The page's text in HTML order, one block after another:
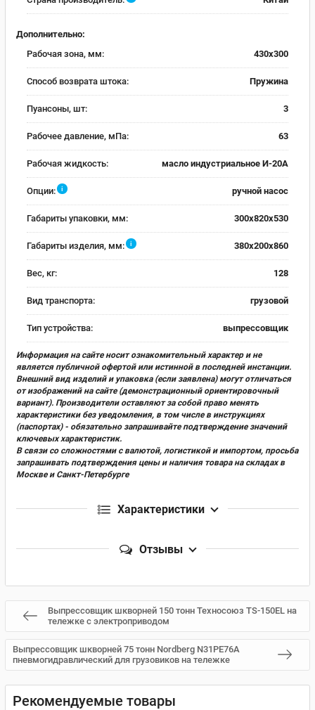
Дополнительно:
Рабочая зона, мм:
430х300
Способ возврата штока: Пружина
Пуансоны, шт: 3
Рабочее давление, мПа: 63
Рабочая жидкость: масло индустриальное И-20А
Опции: i ручной насос
Габариты упаковки, мм: 300х820х530
Габариты изделия, мм: i 380х200х860
Вес, кг: 128
Вид транспорта: грузовой
Тип устройства: выпрессовщик
Информация на сайте носит ознакомительный характер и не
является публичной офертой или истинной в последней инстанции.
Внешний вид изделий и упаковка (если заявлена) могут отличаться
от изображений на сайте (демонстрационный ориентировочный
вариант). Производители оставляют за собой право менять
характеристики без уведомления, в том числе в инструкциях
(паспортах) - обязательно запрашивайте подтверждение значений
ключевых характеристик.
В связи со сложностями с валютой, логистикой и импортом, просьба
запрашивать подтверждения цены и наличия товара на складах в
Москве и Санкт-Петербурге
Характеристики
Отзывы
Выпрессовщик шкворней 150 тонн Техносоюз TS-150EL на
тележке с электроприводом
Выпрессовщик шкворней 75 тонн Nordberg N31PE76A
пневмогидравлический для грузовиков на тележке
Рекомендуемые товары